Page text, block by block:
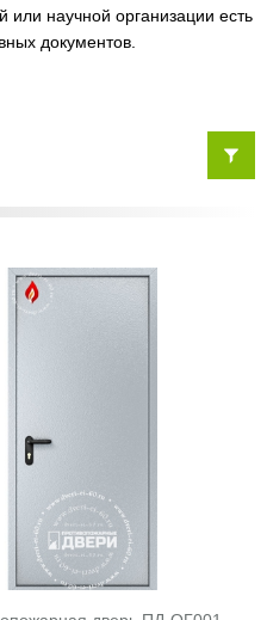
или научной организации есть
документов.